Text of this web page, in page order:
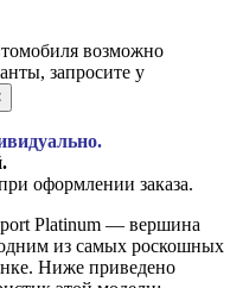
возможно
запросите у
оформлении заказа.
Platinum — вершина
из самых роскошных
Ниже приведено